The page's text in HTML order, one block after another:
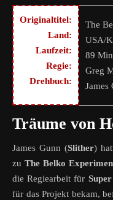
Originaltitel:
Land:
Laufzeit:
Regie:
Drehbuch:
The
USA/
89
Greg
James
Träume von
James Gunn (Slither)
zu The Belko
die Regiearbeit für Super
für das Projekt bekam,